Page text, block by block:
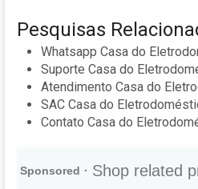
Pesquisas
Whatsapp Casa do
Suporte Casa do
Atendimento Casa do
SAC Casa do
Contato Casa do